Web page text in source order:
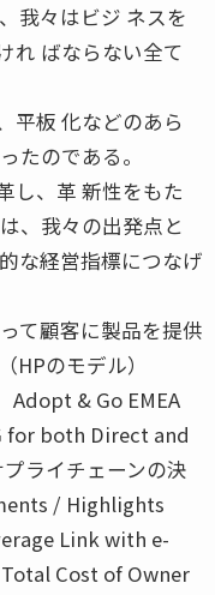
我々はビジ ネスを
れ ばならない全て
平板 化などのあら
たのである。
し、革 新性をもた
、我々の出発点と
な経営指標につなげ
て顧客に製品を提供
HPのモデル）
Adopt & Go EMEA
for both Direct and
ライチェーンの決
/ Highlights
Link with e-
Cost of Owner